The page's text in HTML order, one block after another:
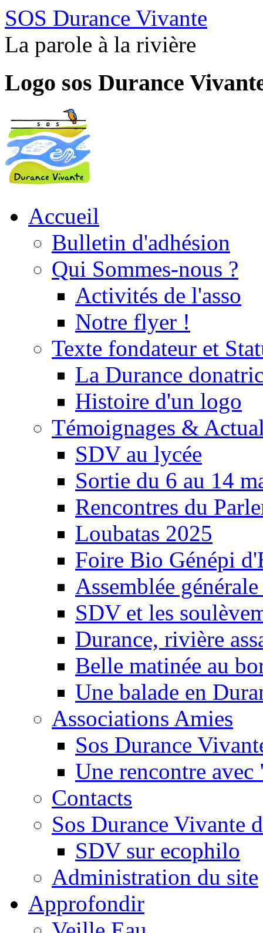
SOS Durance Vivante
La parole à la rivière
Logo sos Durance
Accueil
Bulletin d'adhésion
Qui Sommes-nous ?
Activités de l'asso
Notre flyer !
Texte fondateur et
La Durance
Histoire d'un logo
Témoignages &
SDV au lycée
Sortie du 6 au 14
Rencontres du
Loubatas 2025
Foire Bio Génépi
Assemblée
SDV et les
Durance, rivière
Belle matinée au
Une balade en
Associations Amies
Sos Durance
Une rencontre
Contacts
Sos Durance Vivante
SDV sur ecophilo
Administration du site
Approfondir